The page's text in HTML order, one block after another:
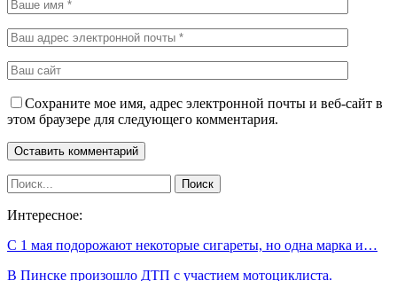
Сохраните мое имя, адрес электронной почты и веб-сайт в
этом браузере для следующего комментария.
Интересное:
С 1 мая подорожают некоторые сигареты, но одна марка и…
В Пинске произошло ДТП с участием мотоциклиста.